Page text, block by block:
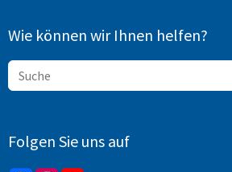
Wie können wir Ihnen helfen?
Folgen Sie uns auf